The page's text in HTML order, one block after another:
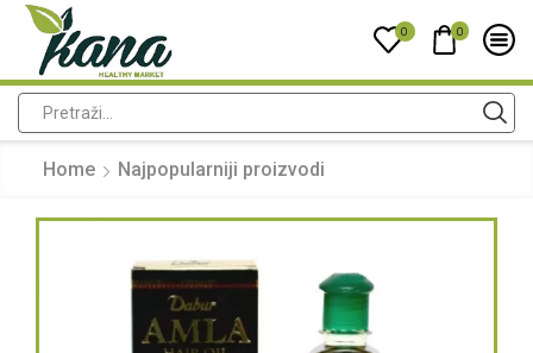
0 0
Home Najpopularniji proizvodi